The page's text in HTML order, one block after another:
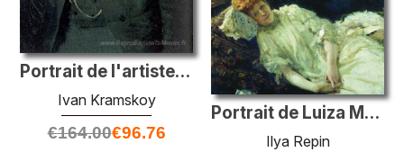
Portrait de l'artiste Ilya Repin
Ivan Kramskoy
€164.00€96.76
Portrait de Luiza Mersi d'Arzhanto
Ilya Repin